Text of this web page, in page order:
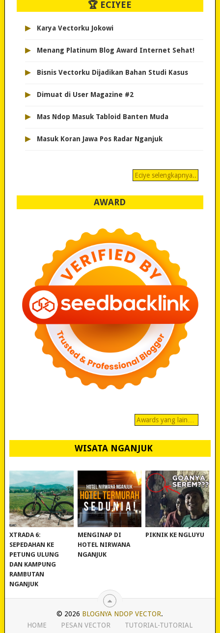
🏆 ECIYEE
▸ Karya Vectorku Jokowi
▸ Menang Platinum Blog Award Internet Sehat!
▸ Bisnis Vectorku Dijadikan Bahan Studi Kasus
▸ Dimuat di User Magazine #2
▸ Mas Ndop Masuk Tabloid Banten Muda
▸ Masuk Koran Jawa Pos Radar Nganjuk
Eciye selengkapnya..
AWARD
Awards yang lain…
WISATA NGANJUK
REVIEW POLYGON
XTRADA 6:
SEPEDAHAN KE
PETUNG ULUNG
DAN KAMPUNG
RAMBUTAN
NGANJUK
MURAH BANGET!
MENGINAP DI
HOTEL NIRWANA
NGANJUK
WISATA NGANJUK:
PIKNIK KE NGLUYU
© 2026 BLOGNYA NDOP VECTOR.
HOME
PESAN VECTOR
TUTORIAL-TUTORIAL